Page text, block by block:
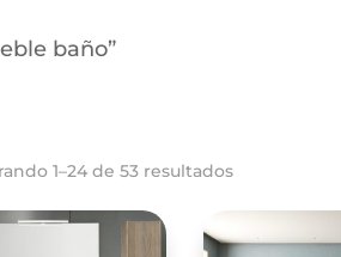
baño”
1–24 de 53 resultados